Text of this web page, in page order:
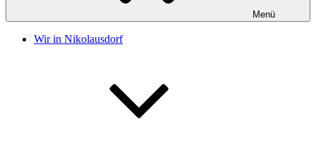
Menü
Wir in Nikolausdorf